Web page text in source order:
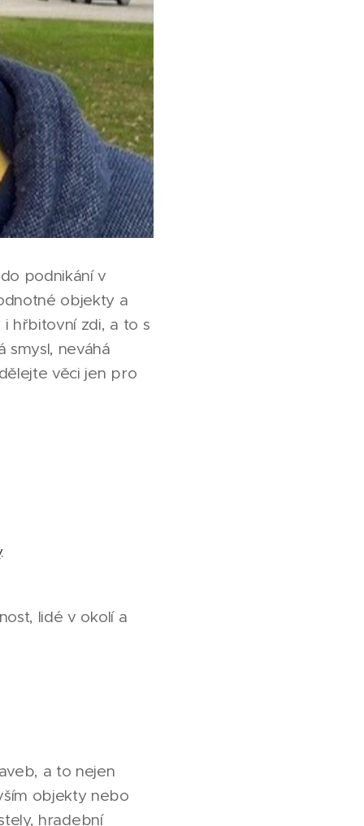
podnikání v
objekty a
hřbitovní zdi, a to s
smysl, neváhá
věci jen pro
.
lidé v okolí a
a to nejen
objekty nebo
hradební